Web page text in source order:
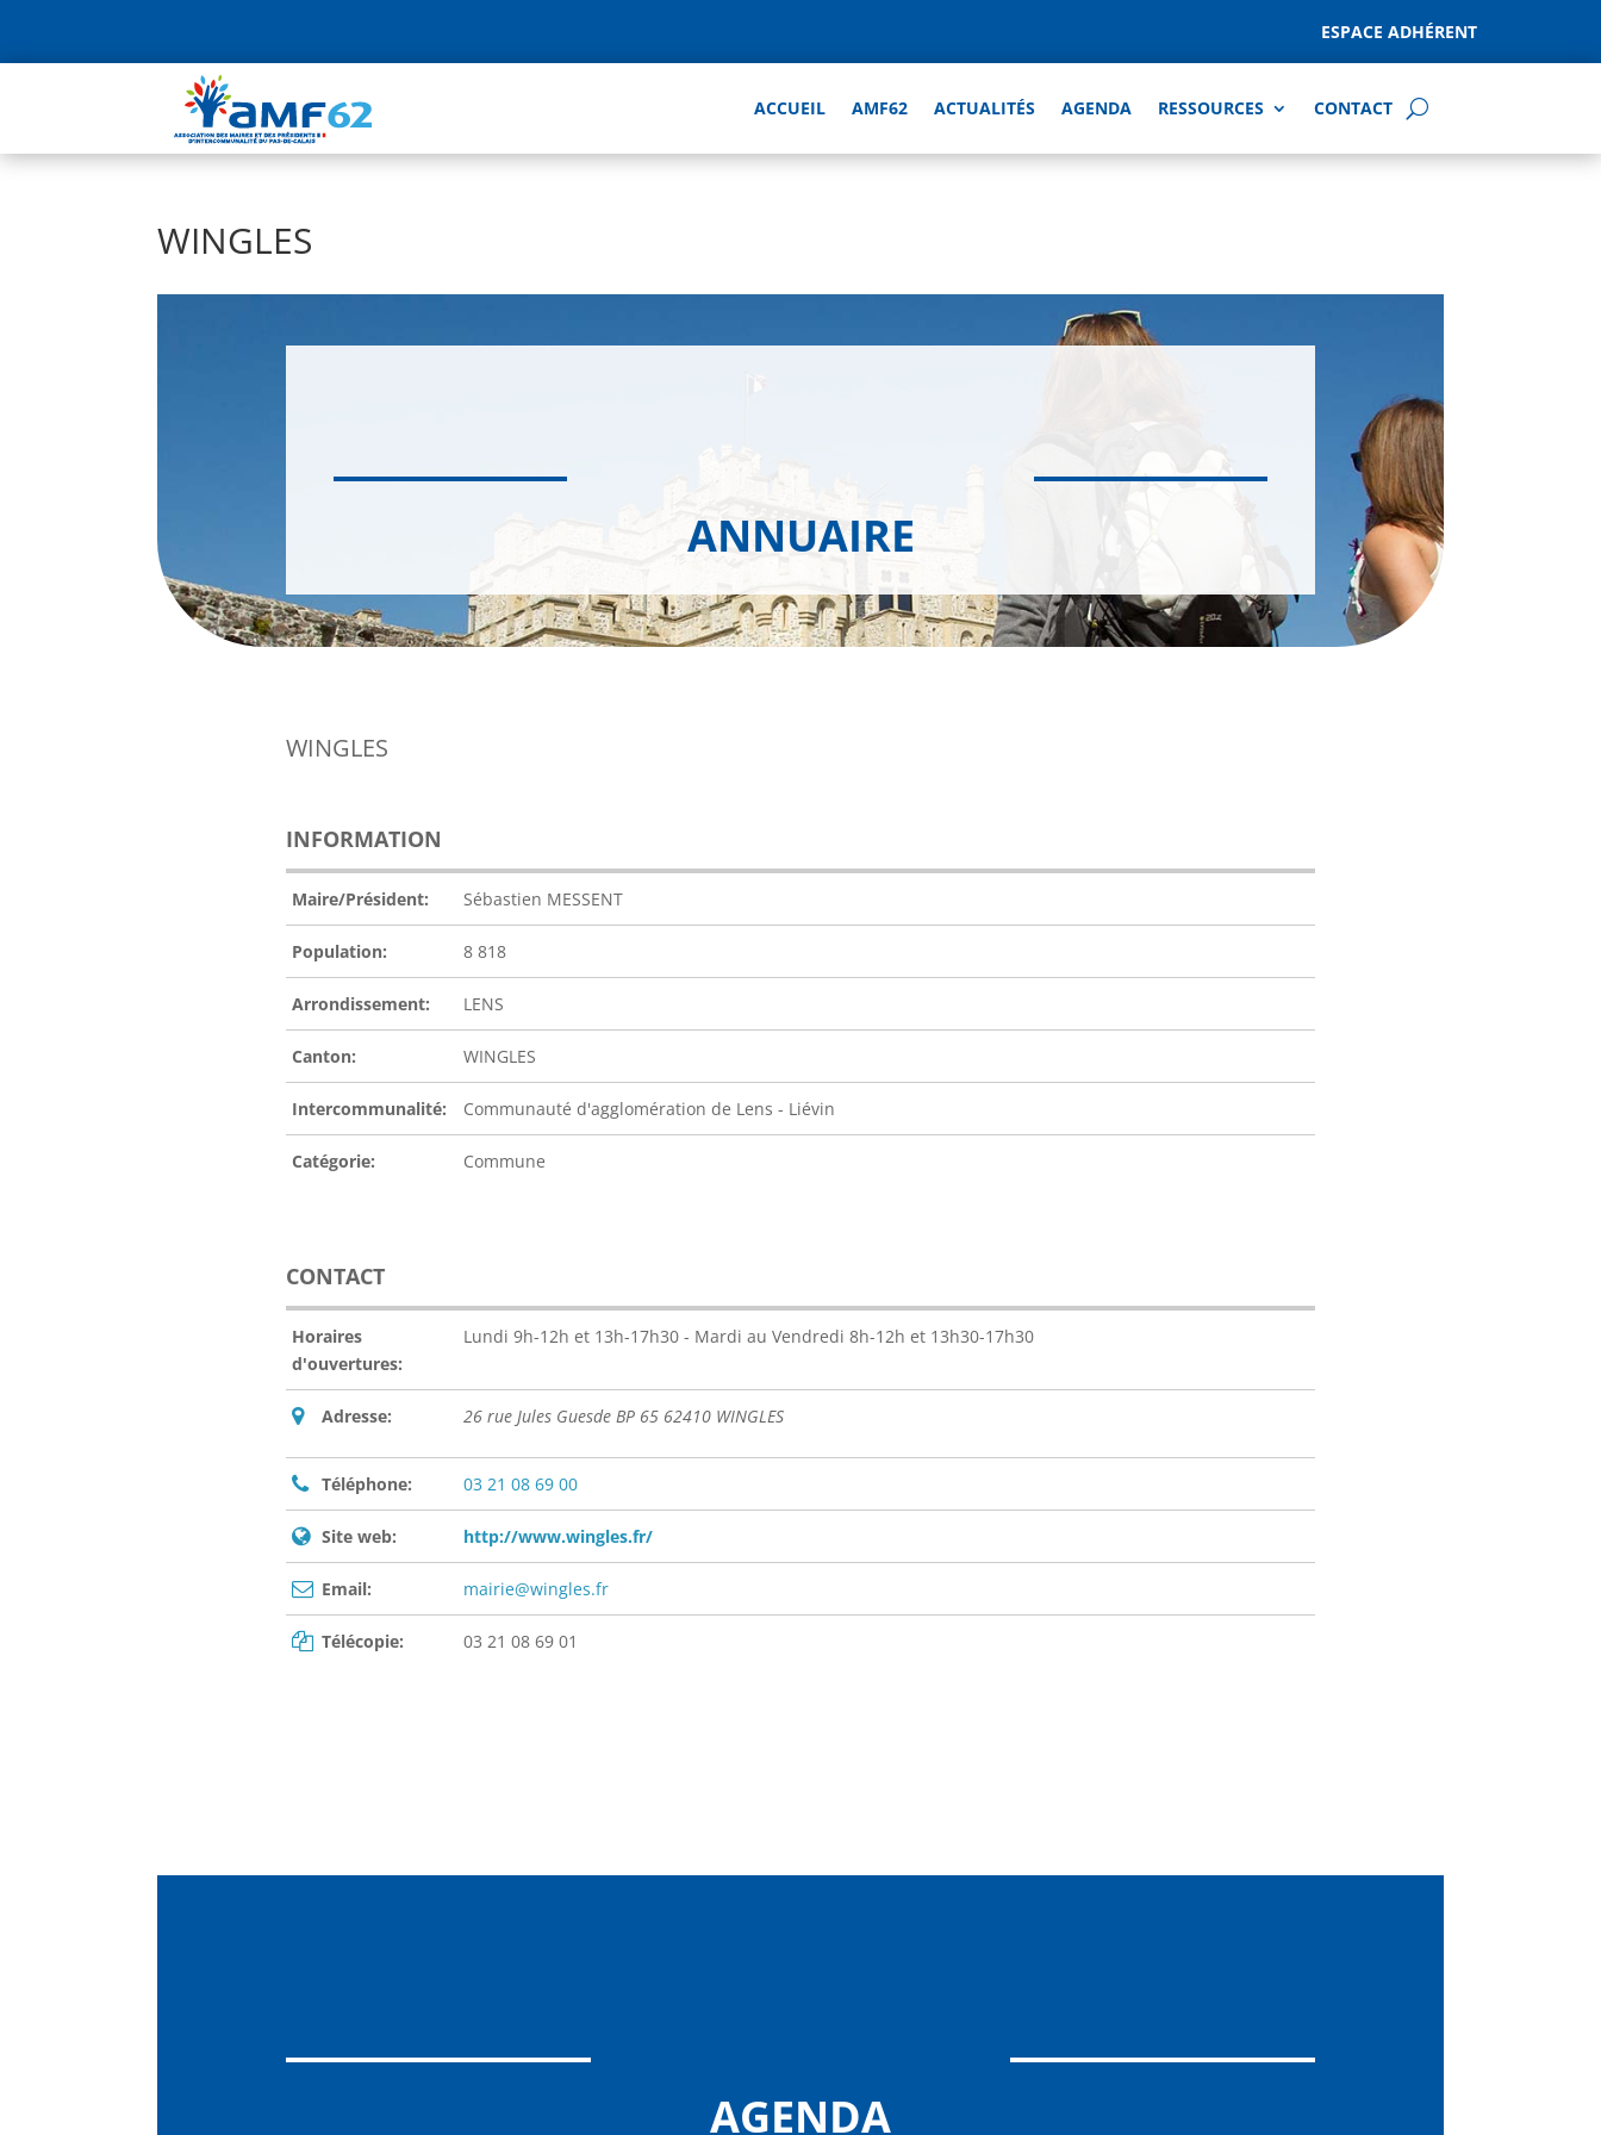
ESPACE ADHÉRENT
ACCUEIL AMF62 ACTUALITÉS AGENDA RESSOURCES CONTACT
WINGLES
ANNUAIRE
WINGLES
INFORMATION
Maire/Président: Sébastien MESSENT
Population: 8 818
Arrondissement: LENS
Canton: WINGLES
Intercommunalité: Communauté d'agglomération de Lens - Liévin
Catégorie: Commune
CONTACT
Horaires
d'ouvertures:
Lundi 9h-12h et 13h-17h30 - Mardi au Vendredi 8h-12h et 13h30-17h30
Adresse: 26 rue Jules Guesde BP 65 62410 WINGLES
Téléphone: 03 21 08 69 00
Site web: http://www.wingles.fr/
Email: mairie@wingles.fr
Télécopie: 03 21 08 69 01
AGENDA